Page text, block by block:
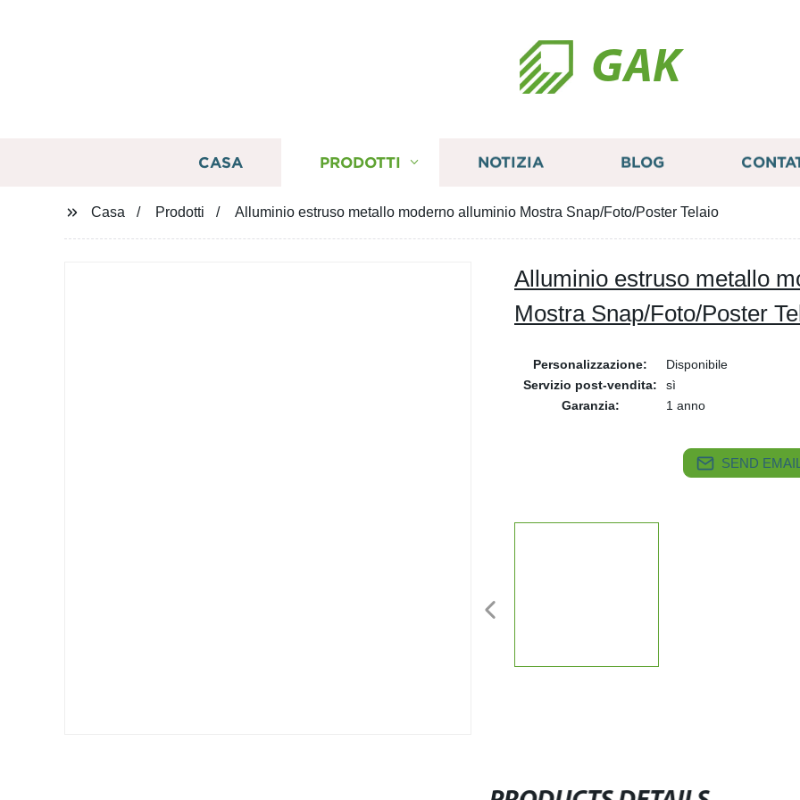
GAK
CASA PRODOTTI NOTIZIA BLOG
Casa Prodotti Alluminio estruso metallo moderno alluminio Mostra Snap/Foto/Poster Telaio
Alluminio estruso metallo
Mostra Snap/Foto/Poster
Personalizzazione:
Disponibile
Servizio post-vendita:
sì
Garanzia:
1 anno
SEND